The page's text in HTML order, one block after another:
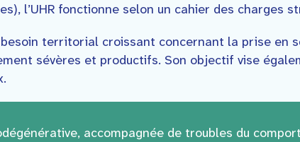
l’UHR fonctionne selon un cahier des charges
besoin territorial croissant concernant la prise
sévères et productifs. Son objectif vise
accompagnée de troubles du